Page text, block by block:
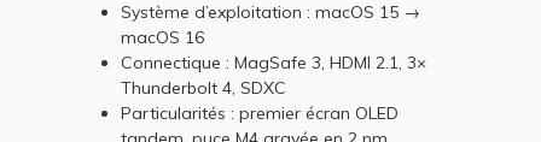
Système d’exploitation : macOS 15 →
macOS 16
Connectique : MagSafe 3, HDMI 2.1, 3×
Thunderbolt 4, SDXC
Particularités : premier écran OLED